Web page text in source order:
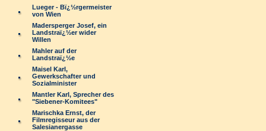
Lueger - Bï¿½rgermeister
von Wien
Madersperger Josef, ein
Landstraï¿½er wider
Willen
Mahler auf der
Landstraï¿½e
Maisel Karl,
Gewerkschafter und
Sozialminister
Mantler Karl, Sprecher des
"Siebener-Komitees"
Marischka Ernst, der
Filmregisseur aus der
Salesianergasse